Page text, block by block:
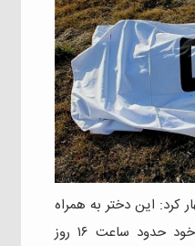
کرد: این دختر به همراه
خواهر خردسال و پدر و مادر خود حدود ساعت ۱۶ روز